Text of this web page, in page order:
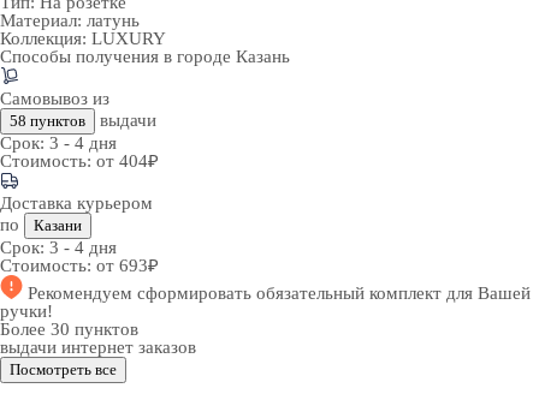
Материал: латунь
Коллекция: LUXURY
Способы получения в городе Казань
Самовывоз из
58 пунктов
выдачи
Срок: 3 - 4 дня
Стоимость: от 404₽
Доставка курьером
по
Казани
Срок: 3 - 4 дня
Стоимость: от 693₽
Рекомендуем сформировать обязательный комплект для Вашей
ручки!
Более 30 пунктов
выдачи интернет заказов
Посмотреть все